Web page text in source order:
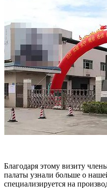
Благодаря этому визиту
палаты узнали больше о
специализируется на